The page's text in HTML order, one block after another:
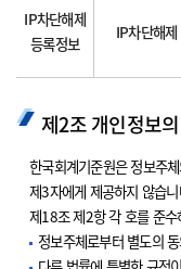
IP차단해제
등록정보
IP차단해제
제2조 개인정보
한국회계기준원은 정보주
제3자에게 제공하지 않습
제18조 제2항 각 호를 준수
정보주체로부터 별도의